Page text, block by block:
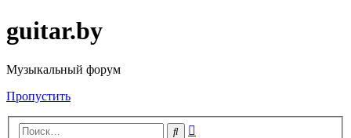
guitar.by
Музыкальный форум
Пропустить
Поиск